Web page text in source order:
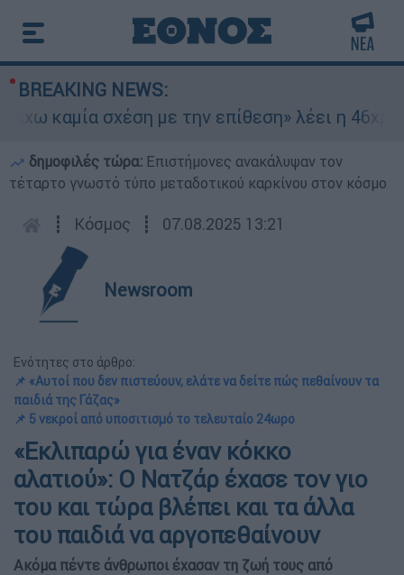
BREAKING NEWS:
σχέση με την επίθεση» λέει η 46χρονη -
δημοφιλές τώρα: Επιστήμονες ανακάλυψαν τον
τέταρτο γνωστό τύπο μεταδοτικού καρκίνου στον κόσμο
┋ Κόσμος ┋ 07.08.2025 13:21
Newsroom
Ενότητες στο άρθρο:
📌 «Αυτοί που δεν πιστεύουν, ελάτε να δείτε πώς πεθαίνουν τα
παιδιά της Γάζας»
📌 5 νεκροί από υποσιτισμό το τελευταίο 24ωρο
«Εκλιπαρώ για έναν κόκκο
αλατιού»: Ο Νατζάρ έχασε τον γιο
του και τώρα βλέπει και τα άλλα
του παιδιά να αργοπεθαίνουν
Ακόμα πέντε άνθρωποι έχασαν τη ζωή τους από